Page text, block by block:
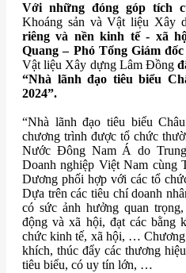
Với những đóng góp tích
Khoáng sản và Vật liệu Xây
riêng và nền kinh tế - xã
Quang – Phó Tổng Giám
Vật liệu Xây dựng Lâm Đồng
“Nhà lãnh đạo tiêu biểu
2024”.
“Nhà lãnh đạo tiêu biểu
chương trình được tổ chức
Nước Đông Nam Á do
Doanh nghiệp Việt Nam cùng
Dương phối hợp với các tổ
Dựa trên các tiêu chí doanh
có sức ảnh hưởng quan
động và xã hội, đạt các bằng
chức kinh tế, xã hội, …
khích, thúc đẩy các thương
tiêu biểu, có uy tín lớn, …